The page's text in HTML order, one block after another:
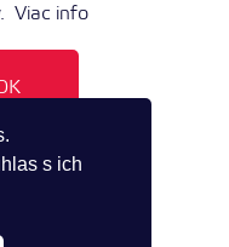
s ich
Viac info